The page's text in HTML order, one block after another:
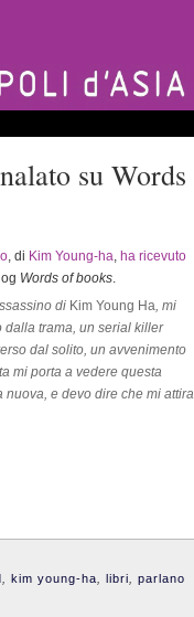
su Words
, di Kim Young-ha, ha ricevuto
Words of books.
di Kim Young Ha, mi
dalla trama, un serial killer
dal solito, un avvenimento
mi porta a vedere questa
nuova, e devo dire che mi attira
kim young-ha libri
parlano